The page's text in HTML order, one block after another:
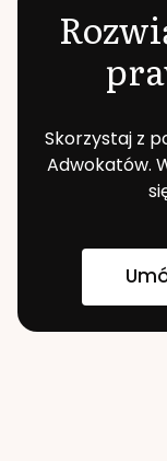
Skorzystaj z
Adwokatów.